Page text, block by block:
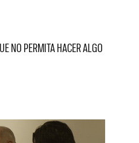
NO PERMITA HACER ALGO